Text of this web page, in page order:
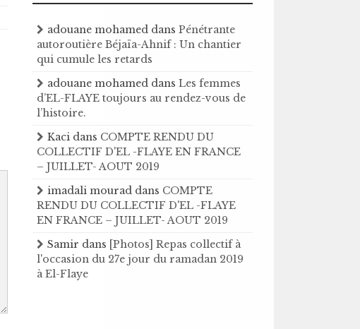
adouane mohamed dansPénétrante
autoroutière Béjaïa-Ahnif : Un chantier
qui cumule les retards
adouane mohamed dansLes femmes
d’EL-FLAYE toujours au rendez-vous de
l’histoire .
Kaci dans COMPTE RENDU DU
COLLECTIF D'EL -FLAYE EN FRANCE
– JUILLET- AOUT 2019
imadali mourad dans COMPTE
RENDU DU COLLECTIF D'EL -FLAYE
EN FRANCE – JUILLET- AOUT 2019
Samir dans [Photos] Repas collectif à
l'occasion du 27e jour du ramadan 2019
à El-Flaye